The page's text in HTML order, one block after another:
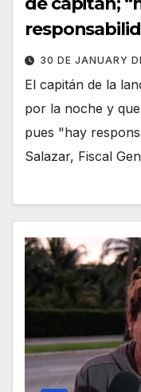
30 DE JANUARY
El capitán de la
por la noche y
pues "hay
Salazar, Fiscal